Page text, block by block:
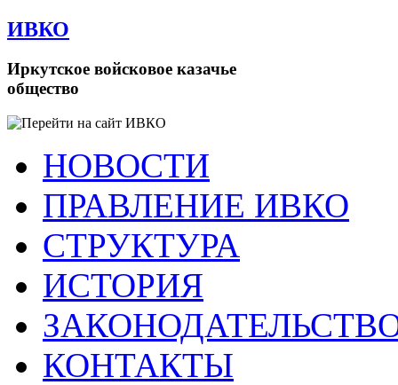
ИВКО
Иркутское войсковое казачье
общество
НОВОСТИ
ПРАВЛЕНИЕ ИВКО
СТРУКТУРА
ИСТОРИЯ
КОНТАКТЫ